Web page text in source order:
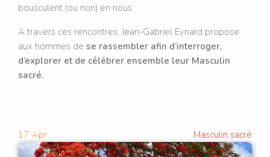
bousculent (ou non) en nous.
A travers ces rencontres, Jean-Gabriel Eynard propose
aux hommes de se rassembler afin d’interroger,
d’explorer et de célébrer ensemble leur Masculin
sacré.
17 Apr Masculin sacré